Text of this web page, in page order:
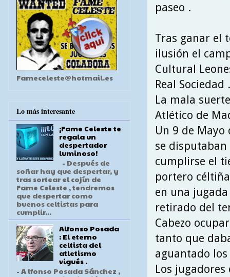
paseo .
Tras ganar el
ilusión el
Cultural
Real Sociedad .
La mala
Atlético de
Un 9 de Mayo
se
cumplirse el
portero
en una
retirado del
Cabezo
tanto que
aguantado
Los
Fameceleste@hotmail.es
Lo más interesante
¡Fame Celeste te
regala un
despertador
luminoso!
- Después de
soñar hay que despertar, y
tras sortear el cojín de
Fame Celeste , tendremos
que despertar como
buenos celtistas para
cumplir...
Alfonso Posada
: El eterno
celtista del
atletismo
vigués .
- A lfonso Posada Sánchez ,